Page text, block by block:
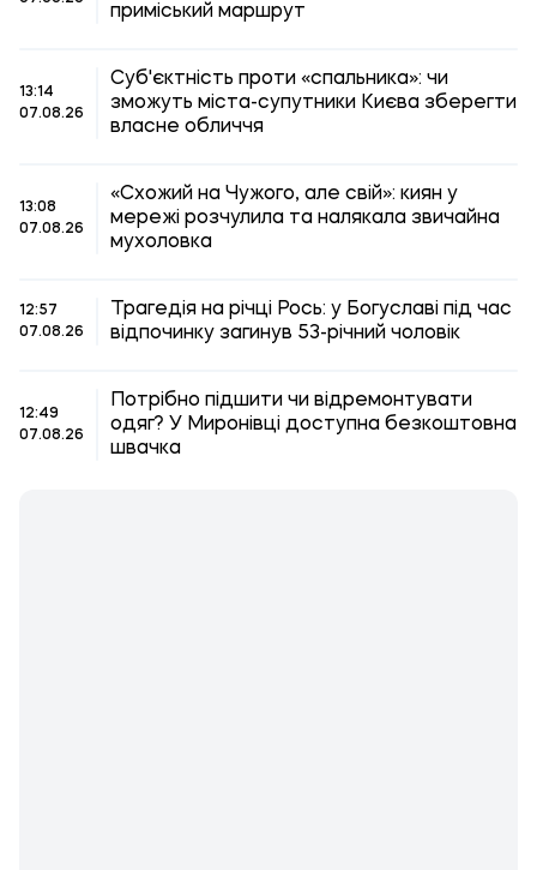
приміський маршрут
13:14
07.08.26
Суб'єктність проти «спальника»: чи
зможуть міста-супутники Києва зберегти
власне обличчя
13:08
07.08.26
«Схожий на Чужого, але свій»: киян у
мережі розчулила та налякала звичайна
мухоловка
12:57
07.08.26
Трагедія на річці Рось: у Богуславі під час
відпочинку загинув 53-річний чоловік
12:49
07.08.26
Потрібно підшити чи відремонтувати
одяг? У Миронівці доступна безкоштовна
швачка